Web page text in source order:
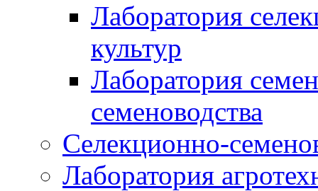
Лаборатория
культур
Лаборатория
семеноводства
Селекционно-
Лаборатория